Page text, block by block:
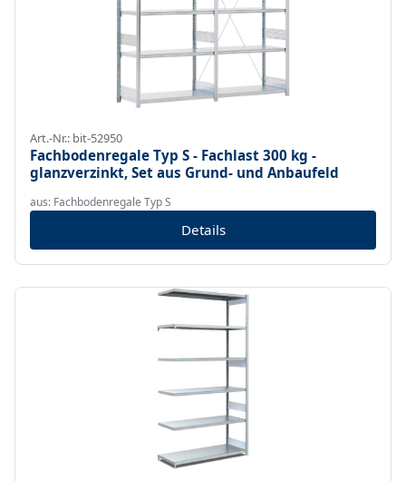
Art.-Nr.: bit-52950
Fachbodenregale Typ S - Fachlast 300 kg -
glanzverzinkt, Set aus Grund- und Anbaufeld
aus: Fachbodenregale Typ S
Details